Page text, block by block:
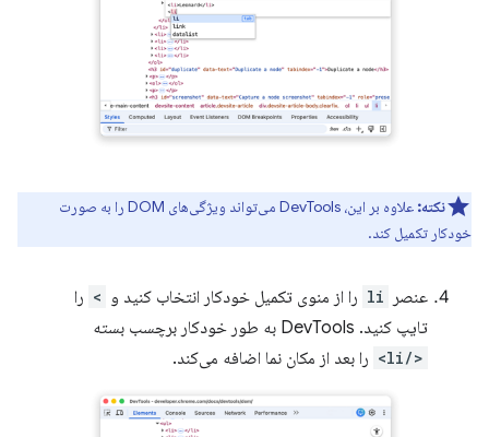
نکته:
علاوه بر این، DevTools می‌تواند ویژگی‌های DOM را به صورت
خودکار تکمیل کند.
عنصر li را از منوی تکمیل خودکار انتخاب کنید و > را
تایپ کنید. DevTools به طور خودکار برچسب بسته
</li> را بعد از مکان نما اضافه می‌کند.